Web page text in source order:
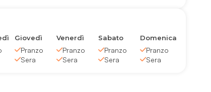
Giovedì
Pranzo
Sera
Venerdì
Pranzo
Sera
Sabato
Pranzo
Sera
Domenica
Pranzo
Sera